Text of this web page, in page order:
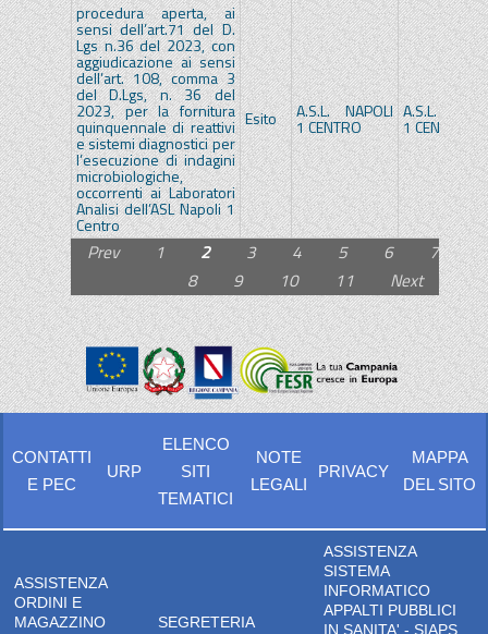
procedura aperta, ai
sensi dell’art.71 del D.
Lgs n.36 del 2023, con
aggiudicazione ai sensi
dell’art. 108, comma 3
del D.Lgs, n. 36 del
2023, per la fornitura
quinquennale di reattivi
e sistemi diagnostici per
l’esecuzione di indagini
microbiologiche,
occorrenti ai Laboratori
Analisi dell’ASL Napoli 1
Centro
Esito A.S.L. NAPOLI
1 CENTRO
A.S.L.
1 CENTRO
Prev 1 2 3 4 5 6
7
8
9 10 11 Next
CONTATTI
E PEC
URP
ELENCO
SITI
TEMATICI
NOTE
LEGALI
PRIVACY
MAPPA
DEL SITO
ASSISTENZA
ORDINI E
MAGAZZINO
SEGRETERIA
ASSISTENZA
SISTEMA
INFORMATICO
APPALTI PUBBLICI
IN SANITA' - SIAPS